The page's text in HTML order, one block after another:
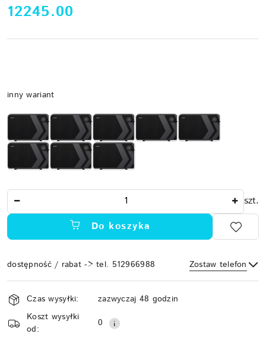
cena:
12245.00
Wariant
inny wariant
szt.
Do koszyka
dostępność / rabat -> tel. 512966988 Zostaw telefon
Wyślij
Dostępność
i
dostawa
Czas wysyłki:
zazwyczaj 48 godzin
Koszt wysyłki
od:
0